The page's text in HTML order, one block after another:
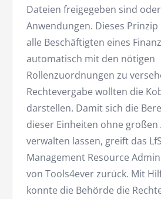
Dateien freigegeben sind
Anwendungen. Dieses
alle Beschäftigten eines
automatisch mit den nötigen
Rollenzuordnungen zu
Rechtevergabe wollten die
darstellen. Damit sich die
dieser Einheiten ohne großen
verwalten lassen, greift das
Management Resource
von Tools4ever zurück. Mit
konnte die Behörde die